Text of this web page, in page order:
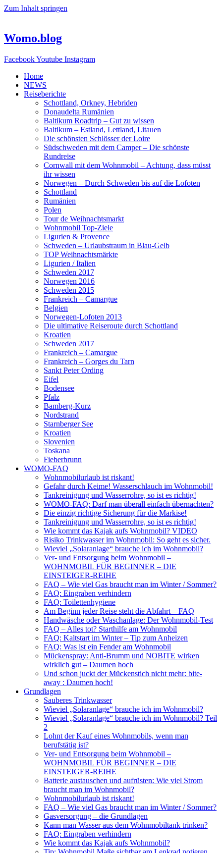
Zum Inhalt springen
Womo.blog
FacebookYoutube Instagram
Home
NEWS
Reiseberichte
Schottland, Orkney, Hebriden
Donaudelta Rumänien
Baltikum Roadtrip – Gut zu wissen
Baltikum – Estland, Lettland, Litauen
Die schönsten Schlösser der Loire
Südschweden mit dem Camper – Die schönste
Rundreise
Cornwall mit dem Wohnmobil – Achtung, dass müsst
ihr wissen
Norwegen – Durch Schweden bis auf die Lofoten
Schottland
Rumänien
Polen
Tour de Weihnachtsmarkt
Wohnmobil Top-Ziele
Ligurien & Provence
Schweden – Urlaubstraum in Blau-Gelb
TOP Weihnachtsmärkte
Ligurien / Italien
Schweden 2017
Norwegen 2016
Schweden 2015
Frankreich – Camargue
Belgien
Norwegen-Lofoten 2013
Die ultimative Reiseroute durch Schottland
Kroatien
Schweden 2017
Frankreich – Camargue
Frankreich – Gorges du Tarn
Sankt Peter Ording
Eifel
Bodensee
Pfalz
Bamberg-Kurz
Nordstrand
Starnberger See
Kroatien
Slovenien
Toskana
Fieberbrunn
WOMO-FAQ
Wohnmobilurlaub ist riskant!
Gefahr durch Keime! Wasserschlauch im Wohnmobil!
Tankreinigung und Wasserrohre, so ist es richtig!
WOMO-FAQ: Darf man überall einfach übernachten?
Die einzig richtige Sicherung für die Markise!
Tankreinigung und Wasserrohre, so ist es richtig!
Wie kommt das Kajak aufs Wohnmobil? VIDEO
Risiko Trinkwasser im Wohnmobil: So geht es sicher.
Wieviel „Solaranlage“ brauche ich im Wohnmobil?
Ver- und Entsorgung beim Wohnmobil –
WOHNMOBIL FÜR BEGINNER – DIE
EINSTEIGER-REIHE
FAQ – Wie viel Gas braucht man im Winter / Sommer?
FAQ: Eingraben verhindern
FAQ: Toilettenhygiene
Am Beginn jeder Reise steht die Abfahrt – FAQ
Handwäsche oder Waschanlage: Der Wohnmobil-Test
FAQ – Alles tot? Starthilfe am Wohnmobil
FAQ: Kaltstart im Winter – Tip zum Anheizen
FAQ: Was ist ein Fender am Wohnmobil
Mückenspray: Anti-Brumm und NOBITE wirken
wirklich gut – Daumen hoch
Und schon juckt der Mückenstich nicht mehr: bite-
away : Daumen hoch!
Grundlagen
Sauberes Trinkwasser
Wieviel „Solaranlage“ brauche ich im Wohnmobil?
Wieviel „Solaranlage“ brauche ich im Wohnmobil? Teil
2
Lohnt der Kauf eines Wohnmobils, wenn man
berufstätig ist?
Ver- und Entsorgung beim Wohnmobil –
WOHNMOBIL FÜR BEGINNER – DIE
EINSTEIGER-REIHE
Batterie austauschen und aufrüsten: Wie viel Strom
braucht man im Wohnmobil?
Wohnmobilurlaub ist riskant!
FAQ – Wie viel Gas braucht man im Winter / Sommer?
Gasversorgung – die Grundlagen
Kann man Wasser aus dem Wohnmobiltank trinken?
FAQ: Eingraben verhindern
Wie kommt das Kajak aufs Wohnmobil?